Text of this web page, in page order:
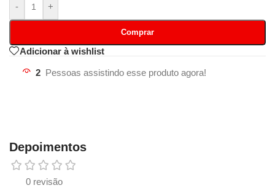
- +
Comprar
Adicionar à wishlist
2 Pessoas assistindo esse produto agora!
Depoimentos
0 revisão